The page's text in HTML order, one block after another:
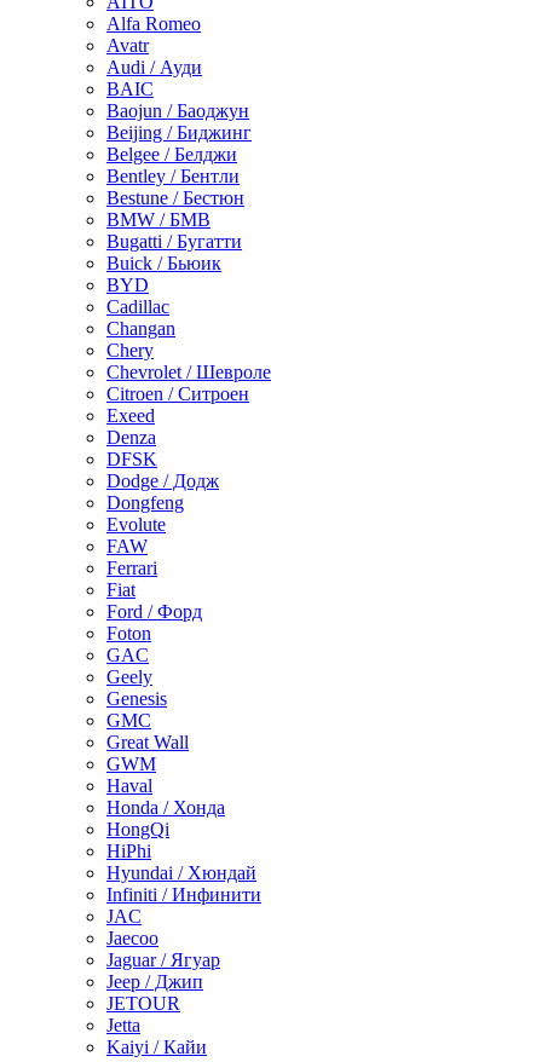
Alfa Romeo
Avatr
Audi / Ауди
BAIC
Baojun / Баоджун
Beijing / Биджинг
Belgee / Белджи
Bentley / Бентли
Bestune / Бестюн
BMW / БМВ
Bugatti / Бугатти
Buick / Бьюик
BYD
Cadillac
Changan
Chery
Chevrolet / Шевроле
Citroen / Ситроен
Exeed
Denza
DFSK
Dodge / Додж
Dongfeng
Evolute
FAW
Ferrari
Fiat
Ford / Форд
Foton
GAC
Geely
Genesis
GMC
Great Wall
GWM
Haval
Honda / Хонда
HongQi
HiPhi
Hyundai / Хюндай
Infiniti / Инфинити
JAC
Jaecoo
Jaguar / Ягуар
Jeep / Джип
JETOUR
Jetta
Kaiyi / Кайи